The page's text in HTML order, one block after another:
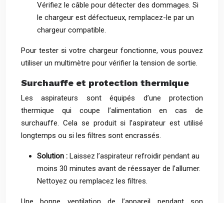
Vérifiez le câble pour détecter des dommages. Si
le chargeur est défectueux, remplacez-le par un
chargeur compatible.
Pour tester si votre chargeur fonctionne, vous pouvez
utiliser un multimètre pour vérifier la tension de sortie.
Surchauffe et protection thermique
Les aspirateurs sont équipés d’une protection
thermique qui coupe l’alimentation en cas de
surchauffe. Cela se produit si l’aspirateur est utilisé
longtemps ou si les filtres sont encrassés.
Solution : Laissez l’aspirateur refroidir pendant au
moins 30 minutes avant de réessayer de l’allumer.
Nettoyez ou remplacez les filtres.